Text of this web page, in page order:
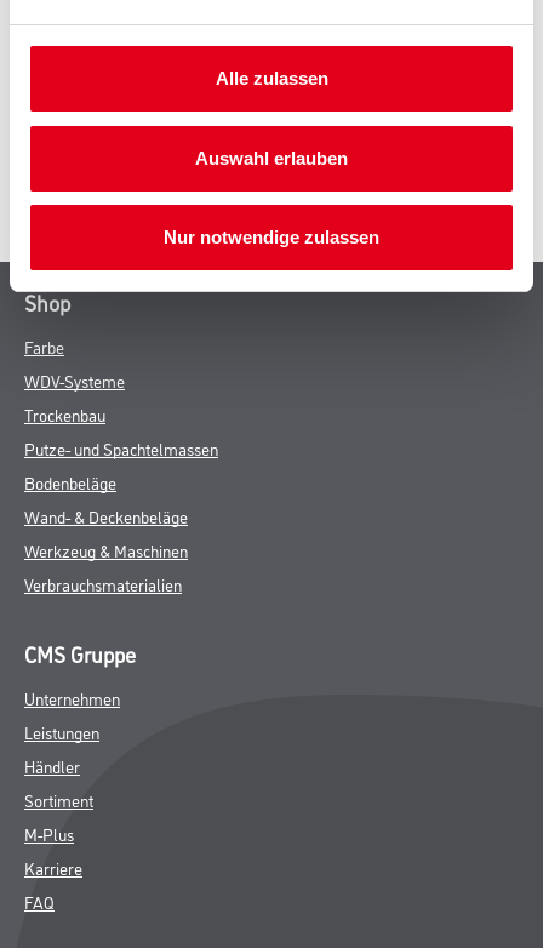
Alle zulassen
Auswahl erlauben
Nur notwendige zulassen
GEFAHRENHINWEISE
SPEZIFIKATIONEN
Shop
Farbe
WDV-Systeme
Trockenbau
Putze- und Spachtelmassen
Bodenbeläge
Wand- & Deckenbeläge
Werkzeug & Maschinen
Verbrauchsmaterialien
CMS Gruppe
Unternehmen
Leistungen
Händler
Sortiment
M-Plus
Karriere
FAQ